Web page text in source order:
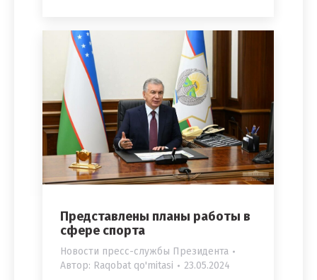
Представлены планы работы в
сфере спорта
Новости пресс-службы Президента
Автор: Raqobat qo'mitasi 23.05.2024